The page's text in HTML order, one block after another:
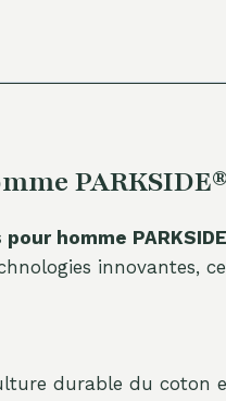
homme
innovantes,
durable du coton